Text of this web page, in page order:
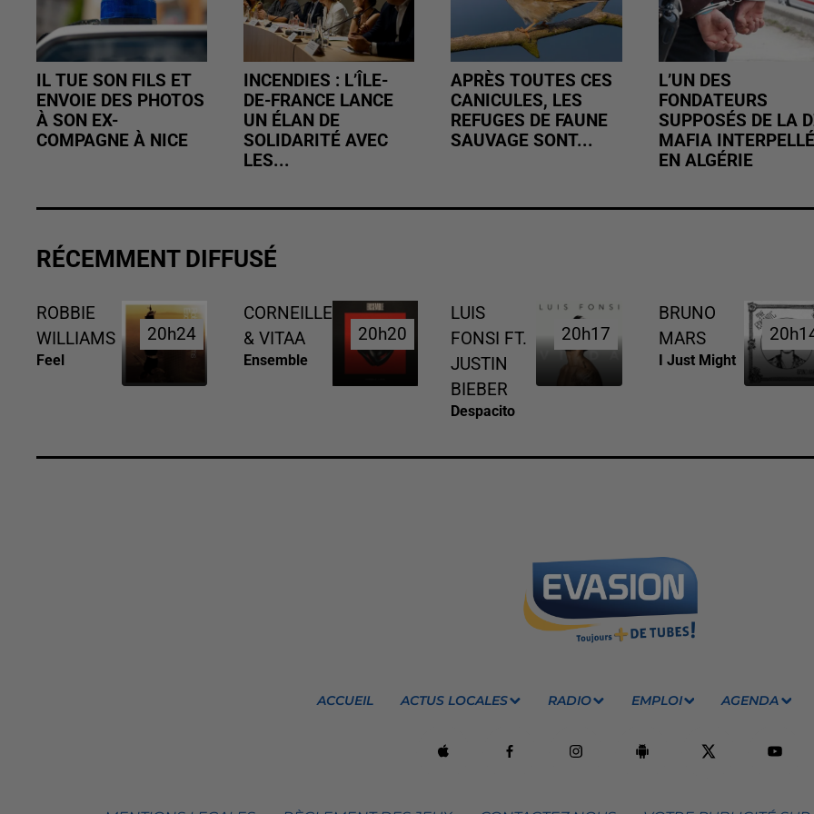
IL TUE SON FILS ET
ENVOIE DES PHOTOS
À SON EX-
COMPAGNE À NICE
INCENDIES : L’ÎLE-
DE-FRANCE LANCE
UN ÉLAN DE
SOLIDARITÉ AVEC
LES...
APRÈS TOUTES CES
CANICULES, LES
REFUGES DE FAUNE
SAUVAGE SONT...
L’UN DES
FONDATEURS
SUPPOSÉS DE LA
MAFIA INTERPELLÉ
EN ALGÉRIE
RÉCEMMENT DIFFUSÉ
ROBBIE
WILLIAMS
Feel
20h24
20h24
CORNEILLE
& VITAA
Ensemble
20h20
20h20
LUIS
FONSI FT.
JUSTIN
BIEBER
Despacito
20h17
20h17
BRUNO
MARS
I Just Might
ACCUEIL ACTUS LOCALES RADIO EMPLOI AGENDA